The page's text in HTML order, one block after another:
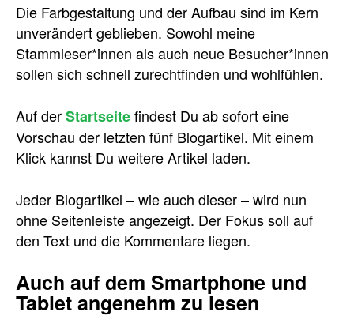
Die Farbgestaltung und der Aufbau sind im Kern
unverändert geblieben. Sowohl meine
Stammleser*innen als auch neue Besucher*innen
sollen sich schnell zurechtfinden und wohlfühlen.
Auf derStartseitefindest Du ab sofort eine
Vorschau der letzten fünf Blogartikel. Mit einem
Klick kannst Du weitere Artikel laden.
Jeder Blogartikel – wie auch dieser – wird nun
ohne Seitenleiste angezeigt. Der Fokus soll auf
den Text und die Kommentare liegen.
Auch auf dem Smartphone und
Tablet angenehm zu lesen